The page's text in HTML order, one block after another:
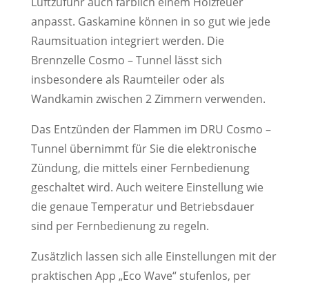
anpasst. Gaskamine können in so gut wie jede
Raumsituation integriert werden. Die
Brennzelle Cosmo – Tunnel lässt sich
insbesondere als Raumteiler oder als
Wandkamin zwischen 2 Zimmern verwenden.
Das Entzünden der Flammen im DRU Cosmo –
Tunnel übernimmt für Sie die elektronische
Zündung, die mittels einer Fernbedienung
geschaltet wird. Auch weitere Einstellung wie
die genaue Temperatur und Betriebsdauer
sind per Fernbedienung zu regeln.
Zusätzlich lassen sich alle Einstellungen mit der
praktischen App „Eco Wave“ stufenlos, per